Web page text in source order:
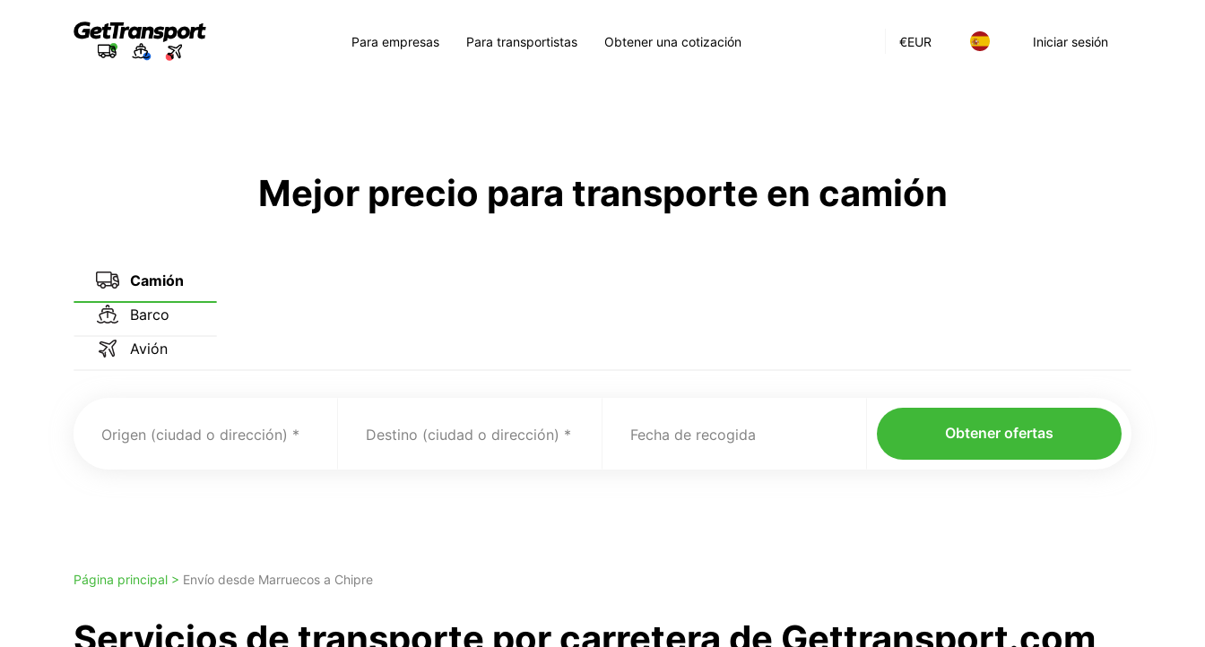
€EUR Iniciar sesión
Para empresas Para transportistas Obtener una cotización
Mejor precio para transporte en camión
Camión
Barco
Avión
Origen (ciudad o dirección) Destino (ciudad o dirección) Fecha de recogida Obtener ofertas
Página principal > Envío desde Marruecos a Chipre